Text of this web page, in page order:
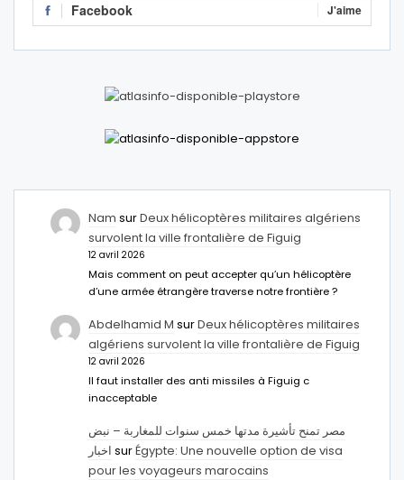
Facebook J'aime
Nam surDeux hélicoptères militaires algériens
survolent la ville frontalière de Figuig
12 avril 2026
Mais comment on peut accepter qu’un hélicoptère
d’une armée étrangère traverse notre frontière ?
Abdelhamid M surDeux hélicoptères militaires
algériens survolent la ville frontalière de Figuig
12 avril 2026
Il faut installer des anti missiles à Figuig c
inacceptable
مصر تمنح تأشيرة مدتها خمس سنوات للمغاربة – نبض
اخبار surÉgypte: Une nouvelle option de visa
pour les voyageurs marocains